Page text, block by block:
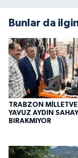
Bunlar da
TRABZON
YAVUZ AYDIN
BIRAKMIYOR